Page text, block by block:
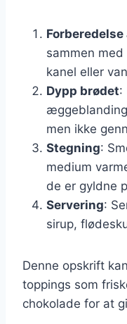
sammen
kanel eller
Dypp brødet:
men ikke
Stegning:
medium
de er gyldne
Servering:
sirup,
Denne opskrift
toppings som
chokolade for at